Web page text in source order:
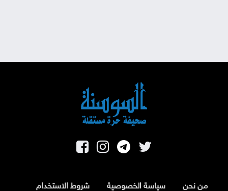
من نحن سياسة الخصوصية شروط الاستخدام